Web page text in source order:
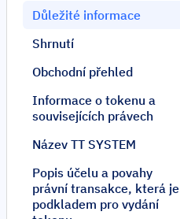
Důležité informace
Shrnutí
Obchodní přehled
Informace o tokenu a
souvisejících právech
Název TT SYSTEM
Popis účelu a povahy
právní transakce, která je
podkladem pro vydání